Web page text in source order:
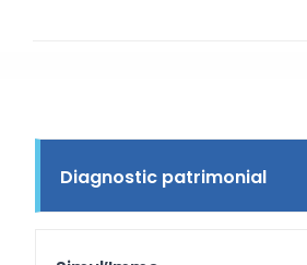
Diagnostic patrimonial